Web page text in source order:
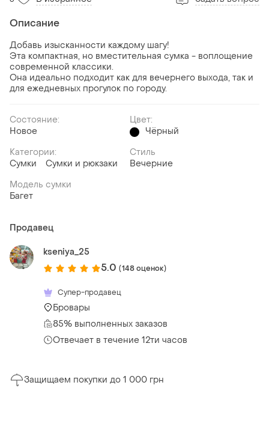
Описание
Добавь изысканности каждому шагу!
Эта компактная, но вместительная сумка - воплощение
современной классики.
Она идеально подходит как для вечернего выхода, так и
для ежедневных прогулок по городу.
Состояние:
Новое
Цвет:
Чёрный
Категории:
Сумки
Сумки и рюкзаки
Стиль
Вечерние
Модель сумки
Багет
Продавец
kseniya_25
5.0 (148 оценок)
Супер-продавец
Бровары
85% выполненных заказов
Отвечает в течение 12ти часов
Защищаем покупки до 1 000 грн